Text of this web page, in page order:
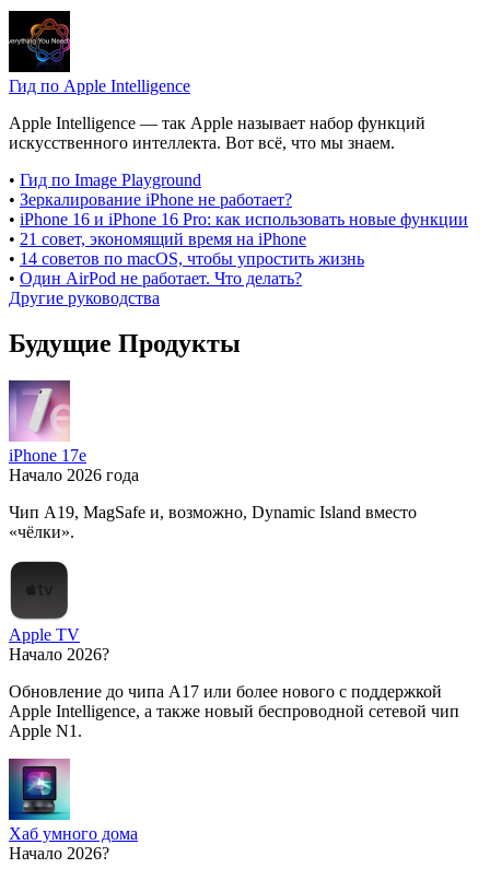
Гид по Apple Intelligence
Apple Intelligence — так Apple называет набор функций
искусственного интеллекта. Вот всё, что мы знаем.
• Гид по Image Playground
• Зеркалирование iPhone не работает?
• iPhone 16 и iPhone 16 Pro: как использовать новые функции
• 21 совет, экономящий время на iPhone
• 14 советов по macOS, чтобы упростить жизнь
• Один AirPod не работает. Что делать?
Другие руководства
Будущие Продукты
iPhone 17e
Начало 2026 года
Чип A19, MagSafe и, возможно, Dynamic Island вместо
«чёлки».
Apple TV
Начало 2026?
Обновление до чипа A17 или более нового с поддержкой
Apple Intelligence, а также новый беспроводной сетевой чип
Apple N1.
Хаб умного дома
Начало 2026?